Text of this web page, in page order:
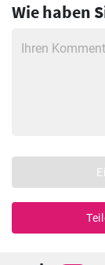
Wie haben